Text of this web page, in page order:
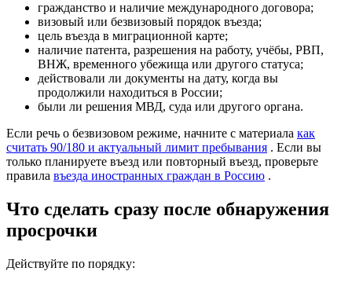
гражданство и наличие международного договора;
визовый или безвизовый порядок въезда;
цель въезда в миграционной карте;
наличие патента, разрешения на работу, учёбы, РВП,
ВНЖ, временного убежища или другого статуса;
действовали ли документы на дату, когда вы
продолжили находиться в России;
были ли решения МВД, суда или другого органа.
Если речь о безвизовом режиме, начните с материала как
считать 90/180 и актуальный лимит пребывания . Если вы
только планируете въезд или повторный въезд, проверьте
правила въезда иностранных граждан в Россию .
Что сделать сразу после обнаружения
просрочки
Действуйте по порядку: